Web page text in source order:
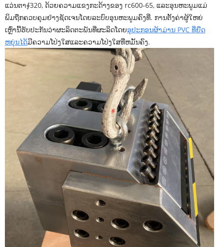
ແວ່ນຕາ∮320, ດ້ວຍຄວາມແຂງກະດ້າງຂອງ rc600-65, ແລະອຸນຫະພູມແມ່
ພິມຖືກຄວບຄຸມຢ່າງຊັດເຈນໂດຍລະບົບອຸນຫະພູມຄົງທີ່. ການຕັ້ງຄ່າຜູ້ໃຫຍ່
ເຫຼົ່ານີ້ຮັບປະກັນວ່າຜະລິດຕະພັນທີ່ຜະລິດໂດຍອຸປະກອນຜ້າມ່ານ PVC ທີ່ຍືດ
ຫຍຸ່ນໄດ້ມີຄວາມໂປ່ງໃສແລະຄວາມໂປ່ງໃສທີ່ຫມັ້ນຄົງ.